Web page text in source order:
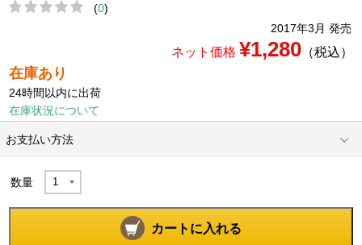
(0)
2017年3月 発売
ネット価格 ¥1,280（税込）
在庫あり
24時間以内に出荷
在庫状況について
お支払い方法
数量
カートに入れる